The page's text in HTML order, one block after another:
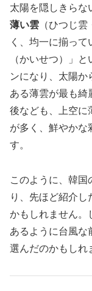
太陽を隠しきらな
薄い雲 （ひつじ
く、均一に揃っ
（かいせつ）」
ンになり、太陽か
ある薄雲が最も綺
後なども、上空に
が多く、鮮やかな
す。
このように、韓国
り、先ほど紹介
かもしれません。
あるように台風な
選んだのかもしれ